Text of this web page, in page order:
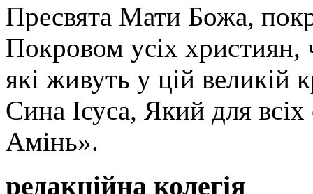
Пресвята Мати Божа,
Покровом усіх християн,
які живуть у цій великій
Сина Ісуса, Який для
Амінь».
редакційна колегія